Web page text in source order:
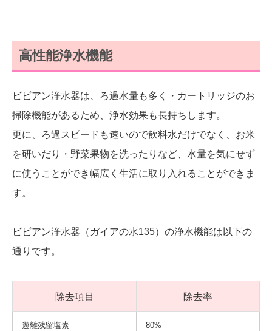
高性能浄水機能
ビビアン浄水器は、ろ過水量も多く・カートリッジのお
掃除機能があるため、浄水効果も長持ちします。
更に、ろ過スピードも速いので飲料水だけでなく、お米
を研いだり・野菜果物を洗ったりなど、水量を気にせず
に使うことができ幅広く生活に取り入れることができま
す。
ビビアン浄水器（ガイアの水135）の浄水機能は以下の
通りです。
除去項目 除去率
遊離残留塩素 80%